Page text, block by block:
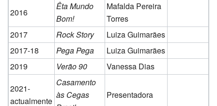
2016
Êta Mundo
Bom!
Mafalda Pereira
Torres
2017
Rock Story
Luiza Guimarães
2017-18
Pega Pega
Luiza Guimarães
2019
Verão 90
Vanessa Dias
2021-
actualmente
Casamento
às Cegas
Presentadora